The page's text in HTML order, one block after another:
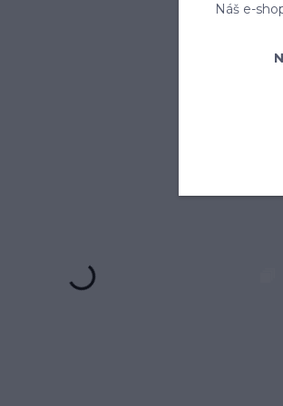
Náš e-